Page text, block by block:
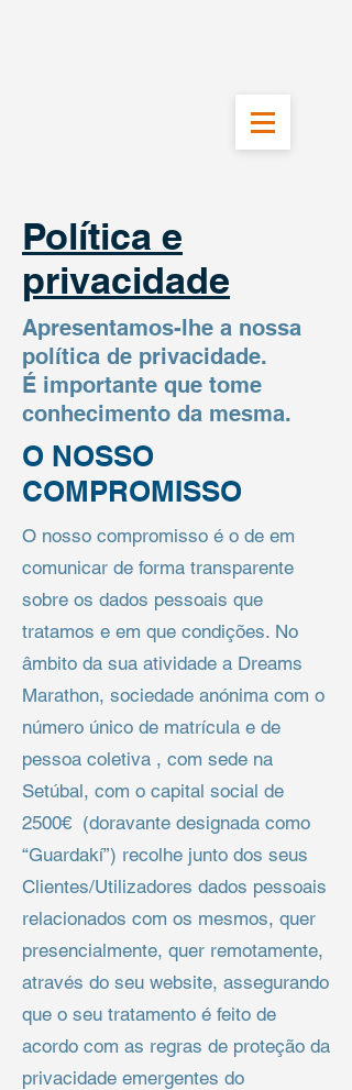
Política e
privacidade
Apresentamos-lhe a nossa
política de privacidade.
É importante que tome
conhecimento da mesma.
O NOSSO
COMPROMISSO
O nosso compromisso é o de em
comunicar de forma transparente
sobre os dados pessoais que
tratamos e em que condições. No
âmbito da sua atividade a Dreams
Marathon, sociedade anónima com o
número único de matrícula e de
pessoa coletiva , com sede na
Setúbal, com o capital social de
2500€ (doravante designada como
“Guardakí”) recolhe junto dos seus
Clientes/Utilizadores dados pessoais
relacionados com os mesmos, quer
presencialmente, quer remotamente,
através do seu website, assegurando
que o seu tratamento é feito de
acordo com as regras de proteção da
privacidade emergentes do